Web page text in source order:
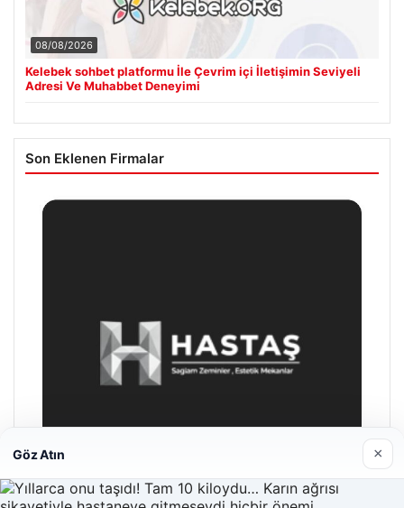
08/08/2026
Kelebek sohbet platformu İle Çevrim içi İletişimin Seviyeli
Adresi Ve Muhabbet Deneyimi
Son Eklenen Firmalar
Göz Atın ×